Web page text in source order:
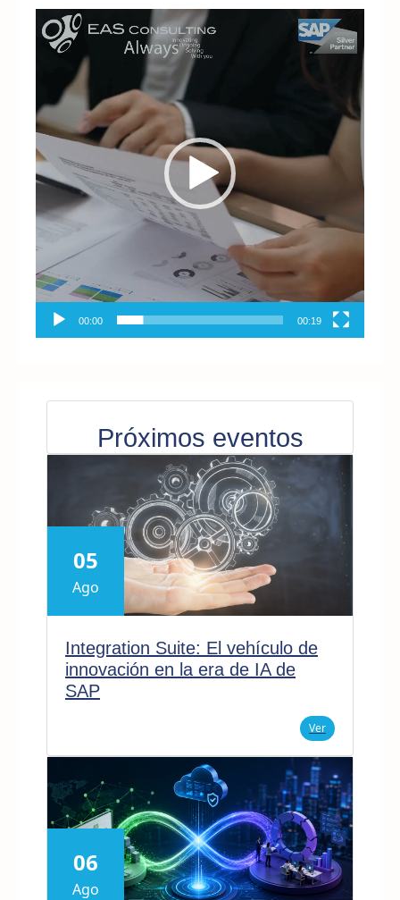
Reproductor
de
00:00 00:19
Próximos eventos
05
Ago
Integration Suite: El vehículo de
innovación en la era de IA de
SAP
Ver
06
Ago